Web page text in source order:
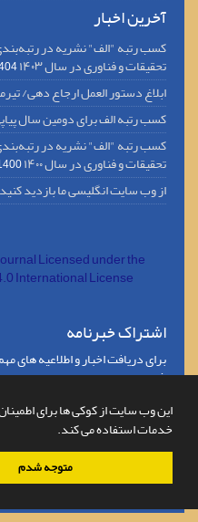
این وب سایت از کوکی ها برای اطمینان
خدمات استفاده می کند.
متوجه شدم
آخرین اخبار
کسب رتبه "الف" نشریه در
تحقیقات و فناوری در سال ۱۴۰۳ 07-07
ابلاغ دستور العمل ارجاع دهی/ تیرماه
کسب رتبه الف برای دومین سال
کسب رتبه "الف" نشریه در
تحقیقات و فناوری در سال ۱۴۰۰ 04-27
از وب سایت انگلیسی ما بازدید
Licensedunder the
International License
اشتراک خبرنامه
برای دریافت اخبار و اطلاعیه
شوید.